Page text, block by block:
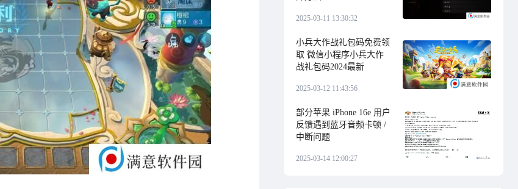
2025-03-11 13:30:32
小兵大作战礼包码免费领
取 微信小程序小兵大作
战礼包码2024最新
2025-03-12 11:43:56
部分苹果 iPhone 16e 用户
反馈遇到蓝牙音频卡顿 /
中断问题
2025-03-14 12:00:27